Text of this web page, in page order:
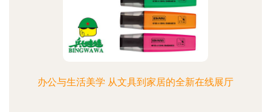
办公与生活美学 从文具到家居的全新在线展厅